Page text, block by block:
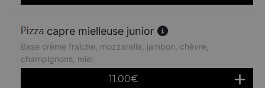
capre mielleuse junior
Base crème fraîche, mozzarella, jambon, chèvre,
champignons, miel
11.00€